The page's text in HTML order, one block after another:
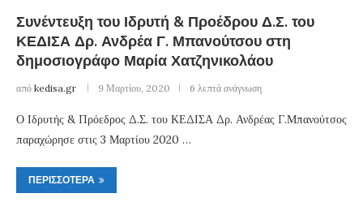
Συνέντευξη του Ιδρυτή & Προέδρου Δ.Σ. του
ΚΕΔΙΣΑ Δρ. Ανδρέα Γ. Μπανούτσου στη
δημοσιογράφο Μαρία Χατζηνικολάου
από kedisa.gr 9 Μαρτίου, 2020 6 λεπτά ανάγνωση
Ο Ιδρυτής & Πρόεδρος Δ.Σ. του ΚΕΔΙΣΑ Δρ. Ανδρέας Γ.Μπανούτσος
παραχώρησε στις 3 Μαρτίου 2020 …
ΠΕΡΙΣΣΌΤΕΡΑ